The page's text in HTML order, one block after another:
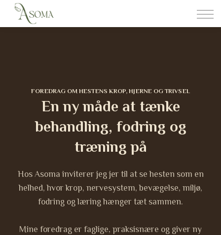
FOREDRAG OM HESTENS KROP, HJERNE OG TRIVSEL
En ny måde at tænke
behandling, fodring og
træning på
Hos Asoma inviterer jeg jer til at se hesten som en
helhed, hvor krop, nervesystem, bevægelse, miljø,
fodring og læring hænger tæt sammen.
Mine foredrag er faglige, praksisnære og giver ny